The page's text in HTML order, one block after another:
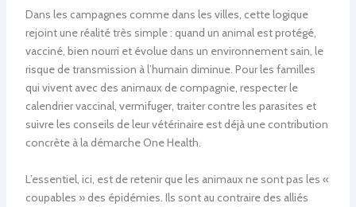
Dans les campagnes comme dans les villes, cette logique
rejoint une réalité très simple : quand un animal est protégé,
vacciné, bien nourri et évolue dans un environnement sain, le
risque de transmission à l’humain diminue. Pour les familles
qui vivent avec des animaux de compagnie, respecter le
calendrier vaccinal, vermifuger, traiter contre les parasites et
suivre les conseils de leur vétérinaire est déjà une contribution
concrète à la démarche One Health.
L’essentiel, ici, est de retenir que les animaux ne sont pas les «
coupables » des épidémies. Ils sont au contraire des alliés